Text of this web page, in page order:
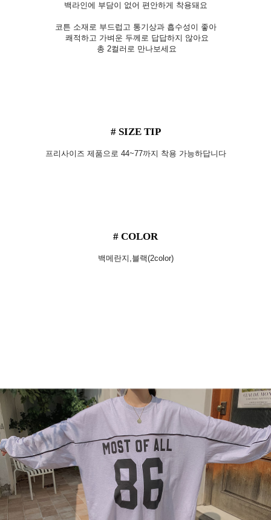
백라인에 부담이 없어 편안하게 착용돼요
코튼 소재로 부드럽고 통기상과 흡수성이 좋아
쾌적하고 가벼운 두께로 답답하지 않아요
총 2컬러로 만나보세요
# SIZE TIP
프리사이즈 제품으로 44~77까지 착용 가능하답니다
# COLOR
백메란지,블랙(2color)